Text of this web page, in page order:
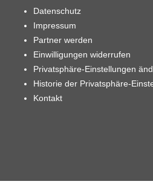
Datenschutz
Impressum
Partner werden
Einwilligungen widerrufen
Privatsphäre-Einstellungen
Historie der Privatsphäre-
Kontakt